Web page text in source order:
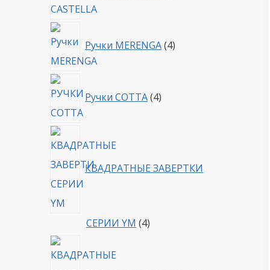
Ручки MERENGA 4товара
Ручки COTTA 4товара
КВАДРАТНЫЕ ЗАВЕРТКИ
СЕРИИ YM 44